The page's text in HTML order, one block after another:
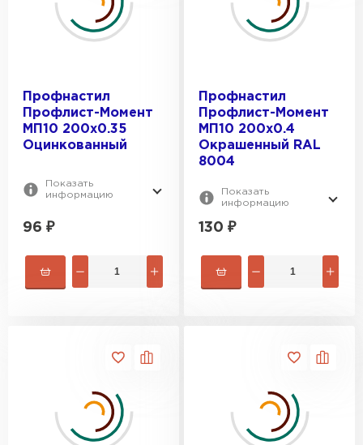
Профнастил
Профлист-Момент
МП10 200х0.35
Оцинкованный
Показать
информацию
96 ₽
Профнастил
Профлист-Момент
МП10 200х0.4
Окрашенный RAL
8004
Показать
информацию
130 ₽